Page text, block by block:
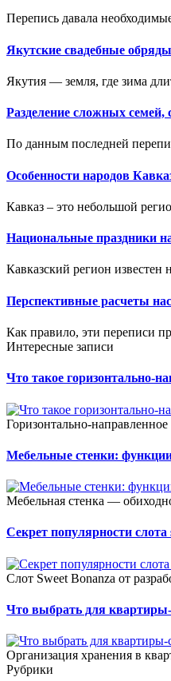
Перепись давала
Якутские свадебные
Якутия — земля, где зима
Разделение сложных семей,
По данным последней
Особенности народов
Кавказ – это небольшой
Национальные праздники
Кавказский регион
Перспективные расчеты
Как правило, эти переписи
Интересные записи
Что такое горизонтально-
Горизонтально-
Мебельные стенки:
Мебельная стенка —
Секрет популярности слота
Слот Sweet Bonanza от
Что выбрать для
Организация хранения в
Рубрики